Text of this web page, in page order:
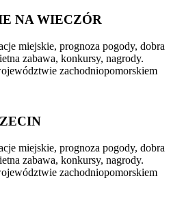
NA WIECZÓR
miejskie, prognoza pogody, dobra
zabawa, konkursy, nagrody.
zachodniopomorskiem
miejskie, prognoza pogody, dobra
zabawa, konkursy, nagrody.
zachodniopomorskiem